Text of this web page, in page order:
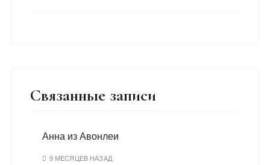
Связанные записи
Анна из Авонлеи
9 МЕСЯЦЕВ НАЗАД